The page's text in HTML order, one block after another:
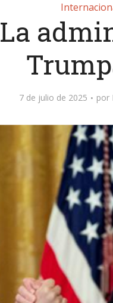
La
7 de julio de 2025 por